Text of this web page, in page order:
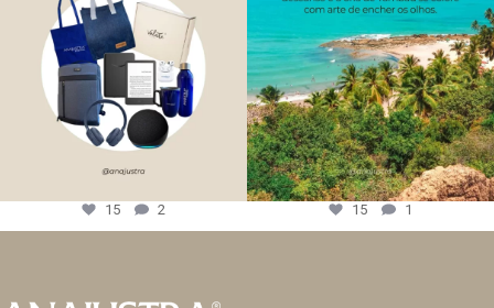
15 2 15 1